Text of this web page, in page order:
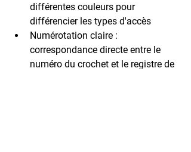
différentes couleurs pour
différencier les types d'accès
Numérotation claire :
correspondance directe entre le
numéro du crochet et le registre de